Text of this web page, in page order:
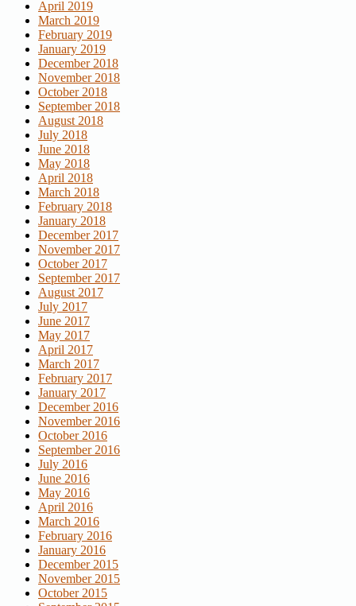
April 2019
March 2019
February 2019
January 2019
December 2018
November 2018
October 2018
September 2018
August 2018
July 2018
June 2018
May 2018
April 2018
March 2018
February 2018
January 2018
December 2017
November 2017
October 2017
September 2017
August 2017
July 2017
June 2017
May 2017
April 2017
March 2017
February 2017
January 2017
December 2016
November 2016
October 2016
September 2016
July 2016
June 2016
May 2016
April 2016
March 2016
February 2016
January 2016
December 2015
November 2015
October 2015